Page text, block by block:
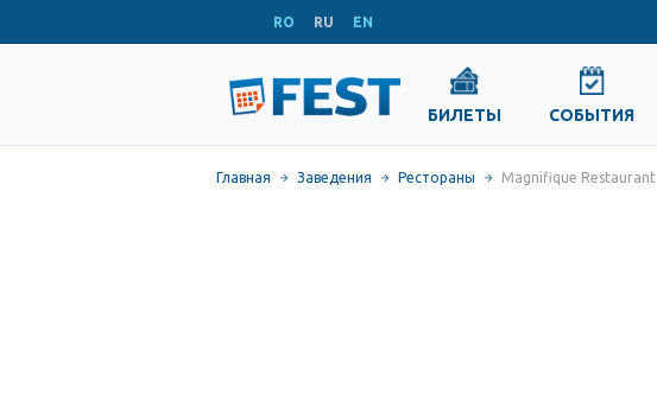
RO RU EN
БИЛЕТЫ СОБЫТИЯ
Главная Заведения Рестораны Magnifique Restaurant